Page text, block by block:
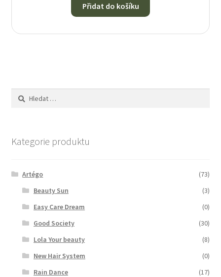
Přidat do košíku
Vyhledávání
Kategorie produktu
Artégo
(73)
Beauty Sun
(3)
Easy Care Dream
(0)
Good Society
(30)
Lola Your beauty
(8)
New Hair System
(0)
Rain Dance
(17)